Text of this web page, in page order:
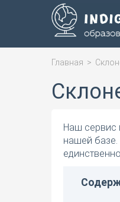
Главная >
Наш сервис
нашей